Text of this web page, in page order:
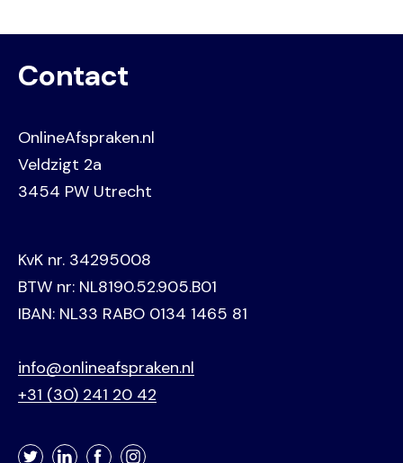
Contact
OnlineAfspraken.nl
Veldzigt 2a
3454 PW Utrecht
KvK nr. 34295008
BTW nr: NL8190.52.905.B01
IBAN: NL33 RABO 0134 1465 81
info@onlineafspraken.nl
+31 (30) 241 20 42